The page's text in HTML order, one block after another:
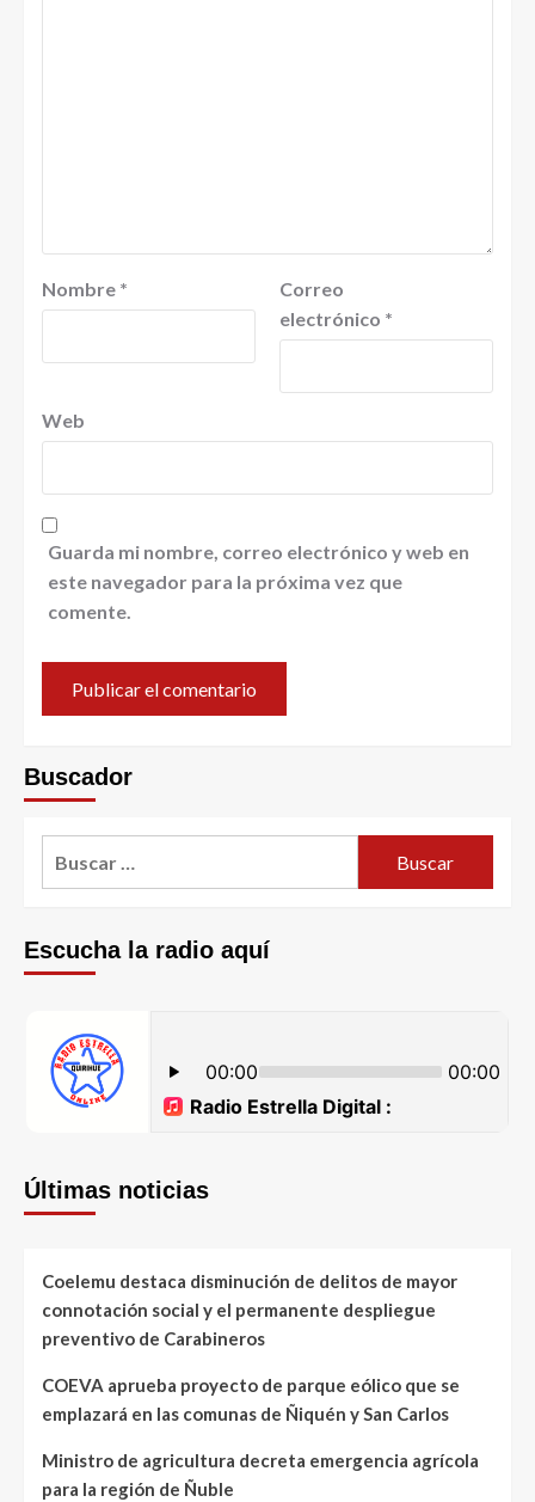
Nombre *
Correo
electrónico *
Web
Guarda mi nombre, correo electrónico y web en
este navegador para la próxima vez que
comente.
Buscador
Escucha la radio aquí
Últimas noticias
Coelemu destaca disminución de delitos de mayor
connotación social y el permanente despliegue
preventivo de Carabineros
COEVA aprueba proyecto de parque eólico que se
emplazará en las comunas de Ñiquén y San Carlos
Ministro de agricultura decreta emergencia agrícola
para la región de Ñuble